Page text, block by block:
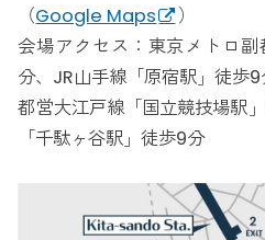
（Google Maps
）
会場アクセス：東京メトロ
分、JR山手線「原宿駅」徒歩
都営大江戸線「国立競技場駅
「千駄ヶ谷駅」徒歩9分